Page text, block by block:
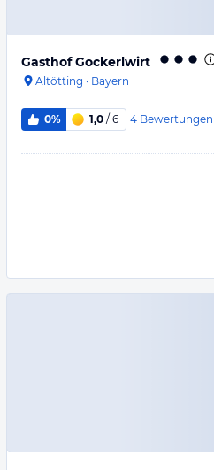
Gasthof Gockerlwirt
Altötting · Bayern
0% 1,0 / 6 4 Bewertungen